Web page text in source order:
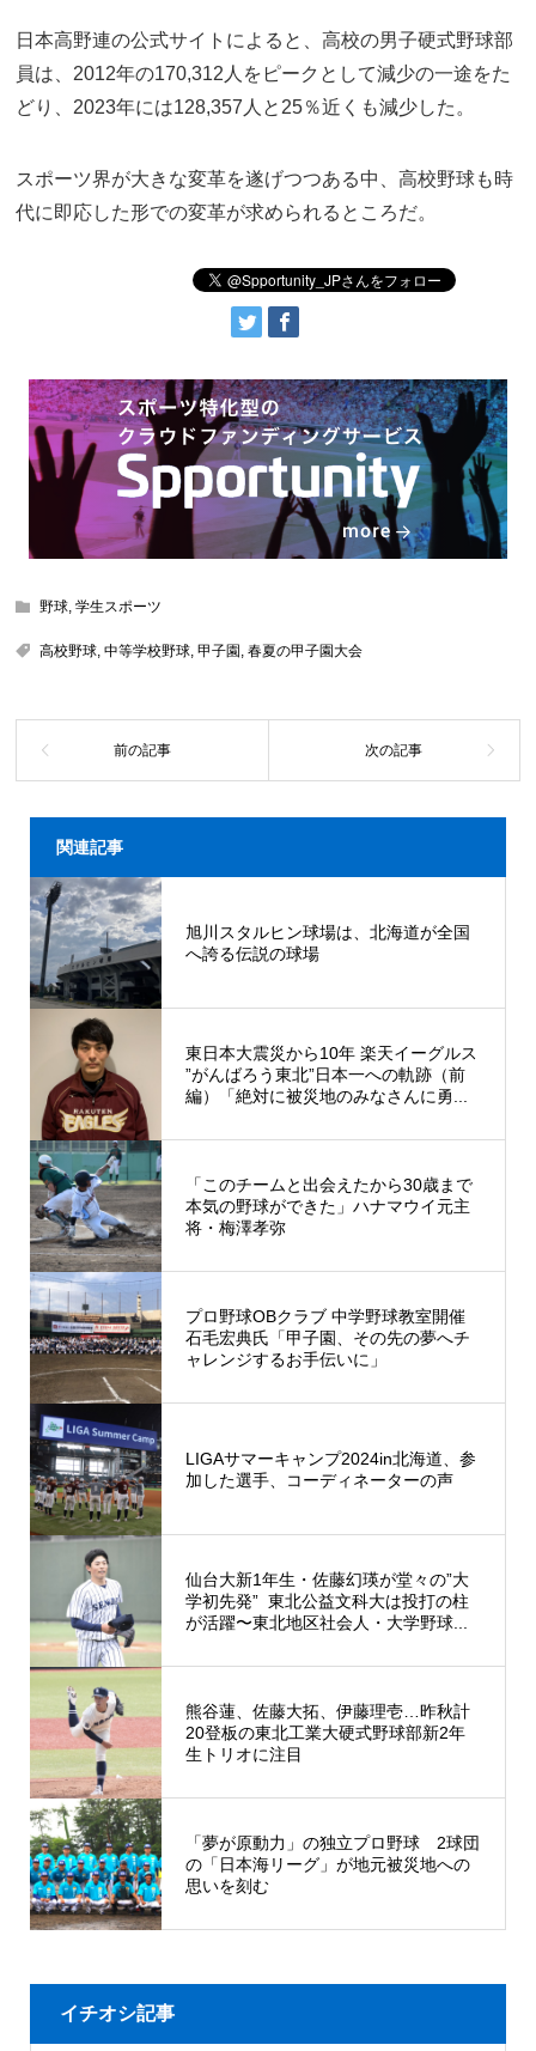
日本高野連の公式サイトによると、高校の男子硬式野球部
員は、2012年の170,312人をピークとして減少の一途をた
どり、2023年には128,357人と25％近くも減少した。
スポーツ界が大きな変革を遂げつつある中、高校野球も時
代に即応した形での変革が求められるところだ。
野球,学生スポーツ
高校野球,中等学校野球,甲子園 ,春夏の甲子園大会
関連記事
旭川スタルヒン球場は、北海道が全国
へ誇る伝説の球場
東日本大震災から10年 楽天イーグルス
”がんばろう東北”日本一への軌跡（前
編）「絶対に被災地のみなさんに勇...
「このチームと出会えたから30歳まで
本気の野球ができた」ハナマウイ元主
将・梅澤孝弥
プロ野球OBクラブ 中学野球教室開催
石毛宏典氏「甲子園、その先の夢へチ
ャレンジするお手伝いに」
LIGAサマーキャンプ2024in北海道、参
加した選手、コーディネーターの声
仙台大新1年生・佐藤幻瑛が堂々の”大
学初先発” 東北公益文科大は投打の柱
が活躍〜東北地区社会人・大学野球...
熊谷蓮、佐藤大拓、伊藤理壱…昨秋計
20登板の東北工業大硬式野球部新2年
生トリオに注目
「夢が原動力」の独立プロ野球 2球団
の「日本海リーグ」が地元被災地への
思いを刻む
イチオシ記事